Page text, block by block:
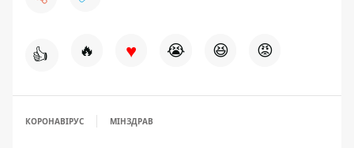
👍 🔥 ♥ 😭 😆 😡
КОРОНАВІРУС МІНЗДРАВ